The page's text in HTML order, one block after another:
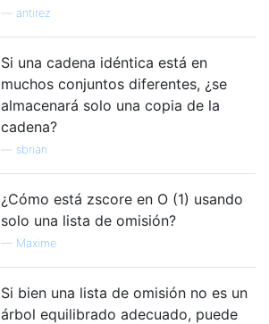
antirez
Si una cadena idéntica está en
muchos conjuntos diferentes, ¿se
almacenará solo una copia de la
cadena?
sbrian
¿Cómo está zscore en O (1) usando
solo una lista de omisión?
— Maxime
Si bien una lista de omisión no es un
árbol equilibrado adecuado, puede